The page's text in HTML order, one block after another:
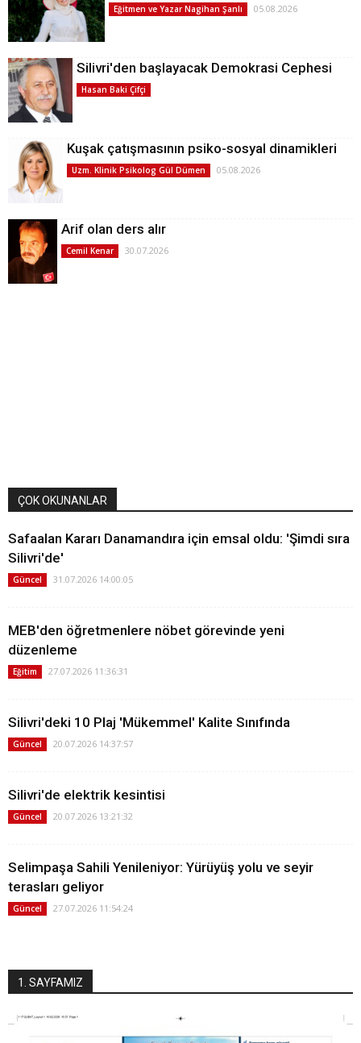
Eğitmen ve Yazar Nagihan Şanlı 05.08.2026
Silivri'den başlayacak Demokrasi Cephesi
Hasan Baki Çifçi
Kuşak çatışmasının psiko-sosyal dinamikleri
Uzm. Klinik Psikolog Gül Dümen 05.08.2026
Arif olan ders alır
Cemil Kenar 30.07.2026
ÇOK OKUNANLAR
Safaalan Kararı Danamandıra için emsal oldu: 'Şimdi sıra
Silivri'de'
Güncel 31.07.2026 14:00:05
MEB'den öğretmenlere nöbet görevinde yeni
düzenleme
Eğitim 27.07.2026 11:36:31
Silivri'deki 10 Plaj 'Mükemmel' Kalite Sınıfında
Güncel 20.07.2026 14:37:57
Silivri'de elektrik kesintisi
Güncel 20.07.2026 13:21:32
Selimpaşa Sahili Yenileniyor: Yürüyüş yolu ve seyir
terasları geliyor
Güncel 27.07.2026 11:54:24
1. SAYFAMIZ